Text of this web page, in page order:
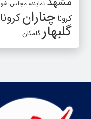
نماینده مجلس
کرونا چنارانکرونا
گلبهارگلمکان